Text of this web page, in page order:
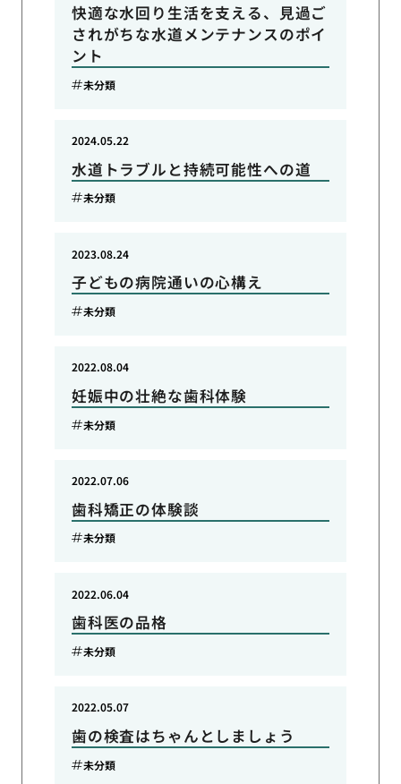
快適な水回り生活を支える、見過ご
されがちな水道メンテナンスのポイ
ント
未分類
水道トラブルと持続可能性への道
2024.05.22
未分類
子どもの病院通いの心構え
2023.08.24
未分類
妊娠中の壮絶な歯科体験
2022.08.04
未分類
歯科矯正の体験談
2022.07.06
未分類
歯科医の品格
2022.06.04
未分類
歯の検査はちゃんとしましょう
2022.05.07
未分類